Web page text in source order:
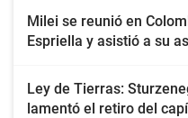
Milei se reunió en
Espriella y asistió a su
Ley de Tierras:
lamentó el retiro del